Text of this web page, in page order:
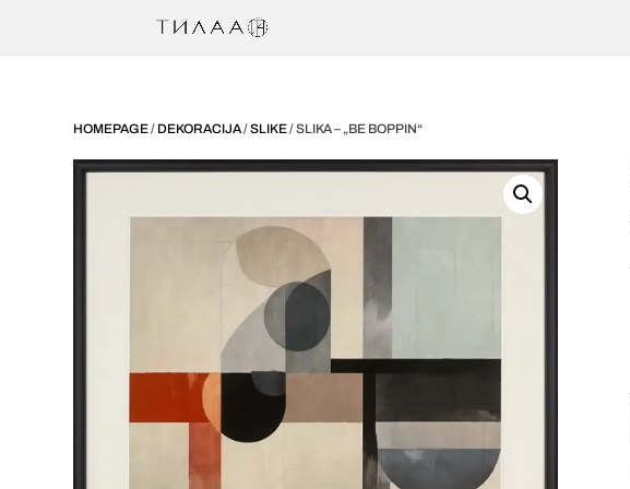
HOMEPAGE/ DEKORACIJA/SLIKE/ SLIKA – „BE BOPPIN“